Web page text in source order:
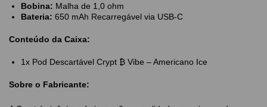
Bobina: Malha de 1,0 ohm
Bateria: 650 mAh Recarregável via USB-C
Conteúdo da Caixa:
1x Pod Descartável Crypt ₿ Vibe – Americano Ice
Sobre o Fabricante: